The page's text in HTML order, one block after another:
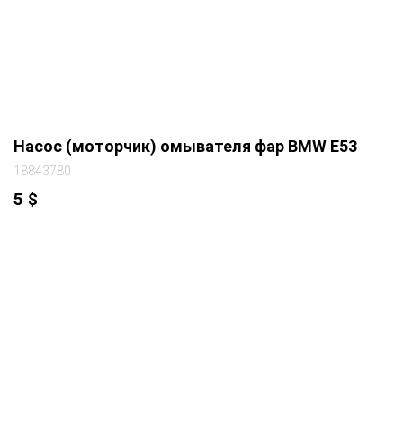
Насос (моторчик) омывателя фар BMW E53
18843780
5 $